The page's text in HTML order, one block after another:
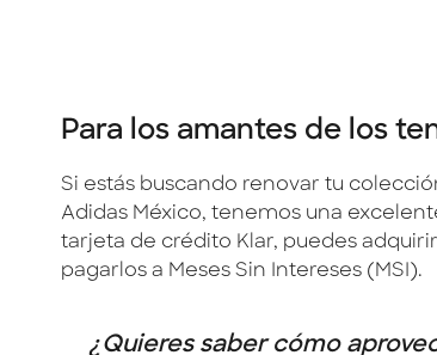
Para los amantes de los
Si estás buscando renovar tu
Adidas México, tenemos una
tarjeta de crédito Klar, puedes
pagarlos a Meses Sin Intereses (MSI).
¿Quieres saber cómo